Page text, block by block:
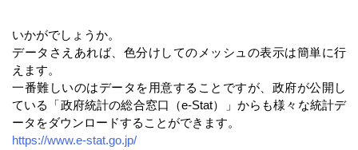
いかがでしょうか。
データさえあれば、色分けしてのメッシュの表示は簡単に行
えます。
一番難しいのはデータを用意することですが、政府が公開し
ている「政府統計の総合窓口（e-Stat）」からも様々な統計デ
ータをダウンロードすることができます。
https://www.e-stat.go.jp/